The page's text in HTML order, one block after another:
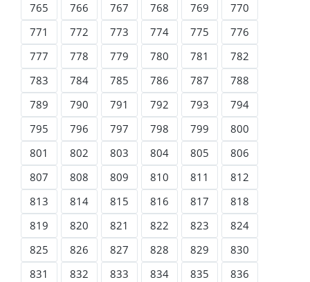
765
766 767 768 769
770
771
772 773 774 775
776
777
778 779 780 781
782
783
784 785 786 787
788
789
790 791 792 793
794
795
796 797 798 799
800
801
802 803 804 805
806
807
808 809 810 811
812
813
814 815 816 817
818
819
820 821 822 823
824
825
826 827 828 829
830
831
832 833 834 835
836